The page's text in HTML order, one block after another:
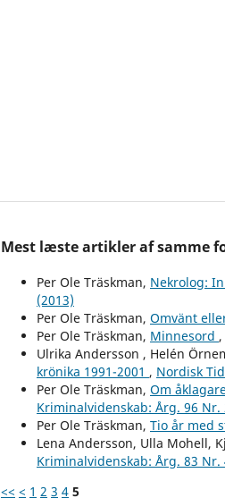
Mest læste artikler af samme
Per Ole Träskman, Nekrolog:
(2013)
Per Ole Träskman, Omvänt
Per Ole Träskman, Minnesord ,
Ulrika Andersson , Helén
krönika 1991-2001 , Nordisk
Per Ole Träskman, Om
Kriminalvidenskab: Årg. 96 Nr.
Per Ole Träskman, Tio år med
Lena Andersson, Ulla Mohell,
Kriminalvidenskab: Årg. 83 Nr.
<< < 1 2 3 4 5